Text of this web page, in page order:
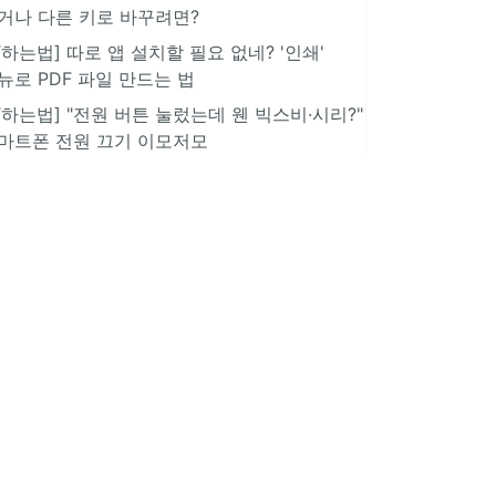
나 다른 키로 바꾸려면?
는법] 따로 앱 설치할 필요 없네? '인쇄'
로 PDF 파일 만드는 법
는법] "전원 버튼 눌렀는데 웬 빅스비·시리?"
트폰 전원 끄기 이모저모